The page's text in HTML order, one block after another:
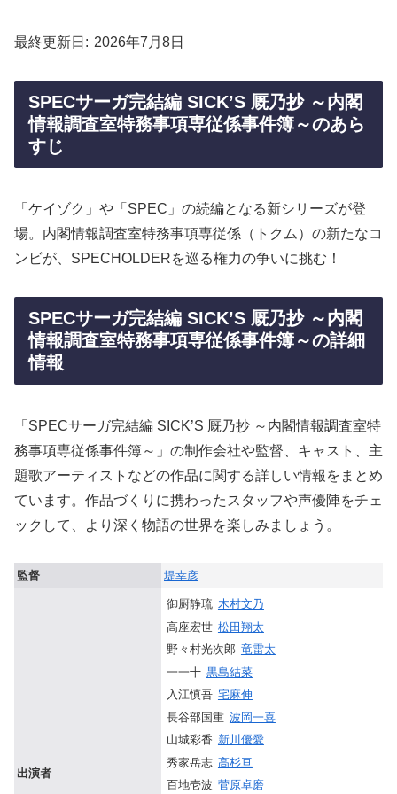
最終更新日 2026年7月8日
SPECサーガ完結編 SICK’S 厩乃抄 ～内閣
情報調査室特務事項専従係事件簿～のあら
すじ
「ケイゾク」や「SPEC」の続編となる新シリーズが登
場。内閣情報調査室特務事項専従係（トクム）の新たなコ
ンビが、SPECHOLDERを巡る権力の争いに挑む！
SPECサーガ完結編 SICK’S 厩乃抄 ～内閣
情報調査室特務事項専従係事件簿～の詳細
情報
「SPECサーガ完結編 SICK’S 厩乃抄 ～内閣情報調査室特
務事項専従係事件簿～」の制作会社や監督、キャスト、主
題歌アーティストなどの作品に関する詳しい情報をまとめ
ています。作品づくりに携わったスタッフや声優陣をチェ
ックして、より深く物語の世界を楽しみましょう。
監督 堤幸彦
出演者
御厨静琉 木村文乃
高座宏世 松田翔太
野々村光次郎 竜雷太
一一十 黒島結菜
入江慎吾 宅麻伸
長谷部国重 波岡一喜
山城彩香 新川優愛
秀家岳志 高杉亘
百地壱波 菅原卓磨